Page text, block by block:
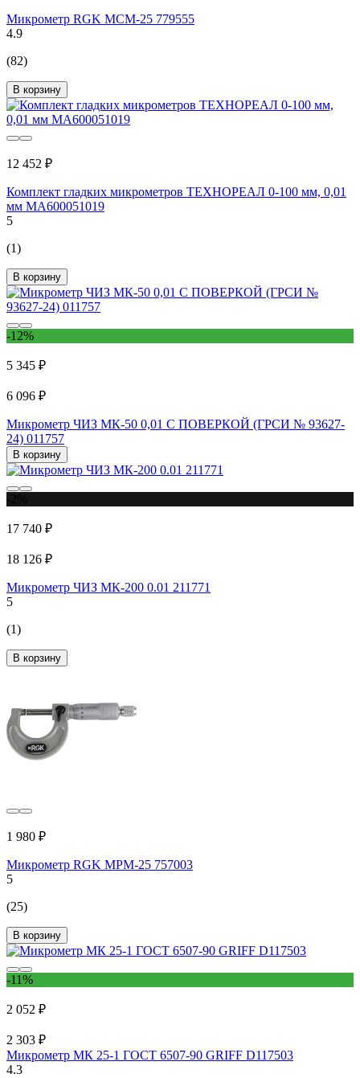
Микрометр RGK MCM-25 779555
4.9
(82)
В корзину
12 452 ₽
Комплект гладких микрометров ТЕХНОРЕАЛ 0-100 мм, 0,01
мм МА600051019
5
(1)
В корзину
-12%
5 345 ₽
6 096 ₽
Микрометр ЧИЗ МК-50 0,01 С ПОВЕРКОЙ (ГРСИ № 93627-
24) 011757
В корзину
17 740 ₽
18 126 ₽
Микрометр ЧИЗ МК-200 0.01 211771
5
(1)
В корзину
1 980 ₽
Микрометр RGK MРM-25 757003
5
(25)
В корзину
-11%
2 052 ₽
2 303 ₽
Микрометр МК 25-1 ГОСТ 6507-90 GRIFF D117503
4.3